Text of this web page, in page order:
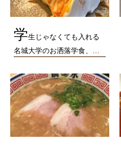
学生じゃなくても入れる
名城大学のお洒落学食、…